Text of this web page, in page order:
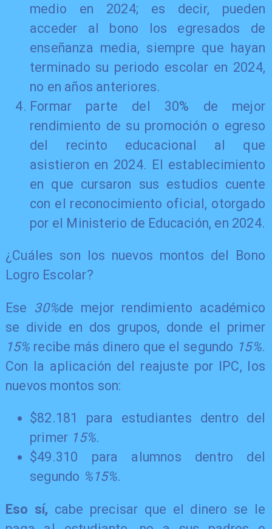
medio en 2024; es decir, pueden
acceder al bono los egresados de
enseñanza media, siempre que hayan
terminado su periodo escolar en 2024,
no en años anteriores.
Formar parte del 30% de mejor
rendimiento de su promoción o egreso
del recinto educacional al que
asistieron en 2024. El establecimiento
en que cursaron sus estudios cuente
con el reconocimiento oficial, otorgado
por el Ministerio de Educación, en 2024.
¿Cuáles son los nuevos montos del Bono
Logro Escolar?
Ese 30%de mejor rendimiento académico
se divide en dos grupos, donde el primer
15% recibe más dinero que el segundo 15%.
Con la aplicación del reajuste por IPC, los
nuevos montos son:
$82.181 para estudiantes dentro del
primer 15%.
$49.310 para alumnos dentro del
segundo %15%.
Eso sí, cabe precisar que el dinero se le